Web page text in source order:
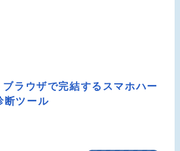
ラウザで完結するスマホハー
断ツール